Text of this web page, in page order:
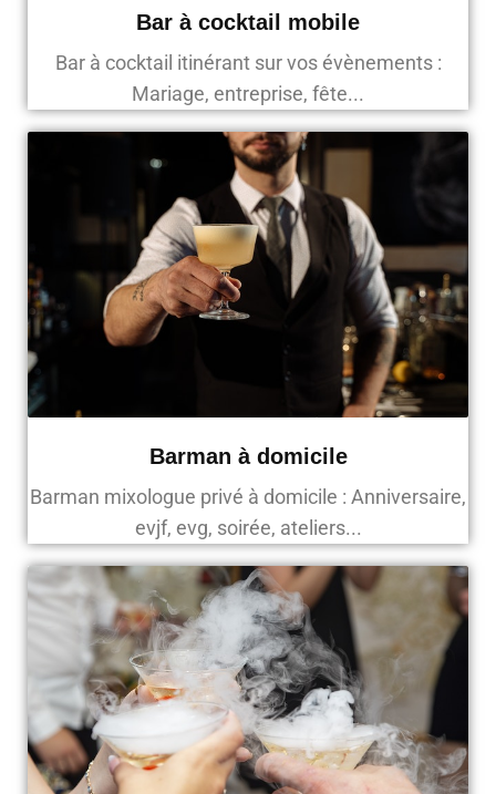
Bar à cocktail mobile
Bar à cocktail itinérant sur vos évènements :
Mariage, entreprise, fête...
Barman à domicile
Barman mixologue privé à domicile : Anniversaire,
evjf, evg, soirée, ateliers...